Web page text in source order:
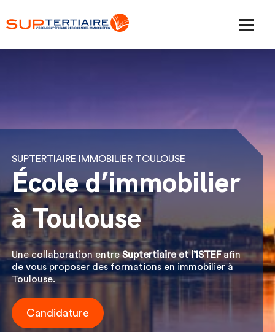
SUPTERTIAIRE IMMOBILIER TOULOUSE
École d’immobilier
à Toulouse
Une collaboration entreSuptertiaire et l’ISTEFafin
de vous proposer des formations en immobilier à
Toulouse.
Candidature